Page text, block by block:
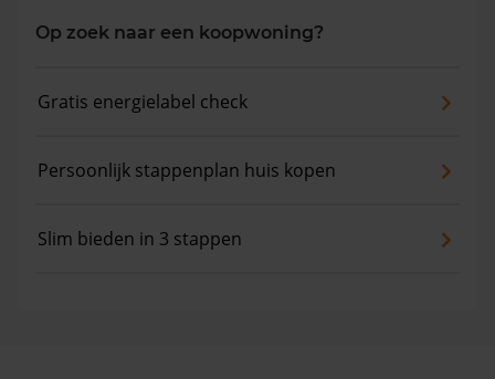
Op zoek naar een koopwoning?
Gratis energielabel check
Persoonlijk stappenplan huis kopen
Slim bieden in 3 stappen